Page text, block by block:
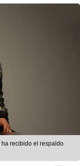
recibido el respaldo